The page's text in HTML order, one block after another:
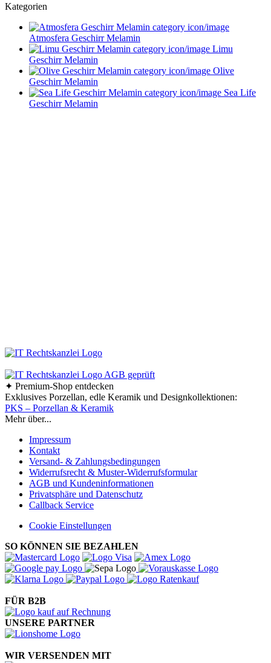
Kategorien
Atmosfera Geschirr Melamin
Limu
Geschirr Melamin
Olive
Geschirr Melamin
Sea Life
Geschirr Melamin
✦ Premium-Shop entdecken
Exklusives Porzellan, edle Keramik und Designkollektionen:
PKS – Porzellan & Keramik
Mehr über...
Impressum
Kontakt
Versand- & Zahlungsbedingungen
Widerrufsrecht & Muster-Widerrufsformular
AGB und Kundeninformationen
Privatsphäre und Datenschutz
Callback Service
Cookie Einstellungen
SO KÖNNEN SIE BEZAHLEN
FÜR B2B
UNSERE PARTNER
WIR VERSENDEN MIT